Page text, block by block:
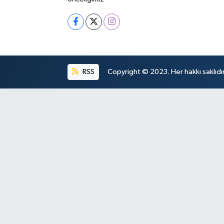
RSS Copyright © 2023. Her hakkı